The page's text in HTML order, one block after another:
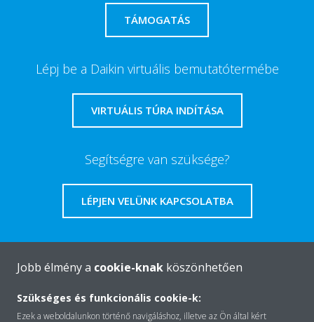
TÁMOGATÁS
Lépj be a Daikin virtuális bemutatótermébe
VIRTUÁLIS TÚRA INDÍTÁSA
Segítségre van szüksége?
LÉPJEN VELÜNK KAPCSOLATBA
Jobb élmény a cookie-knak köszönhetően
Szükséges és funkcionális cookie-k:
Ezek a weboldalunkon történő navigáláshoz, illetve az Ön által kért